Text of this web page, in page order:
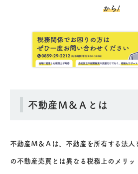
から/
不動産Ｍ＆Ａとは
不動産Ｍ＆Ａは、不動産を所有する法人
の不動産売買とは異なる税務上のメリッ